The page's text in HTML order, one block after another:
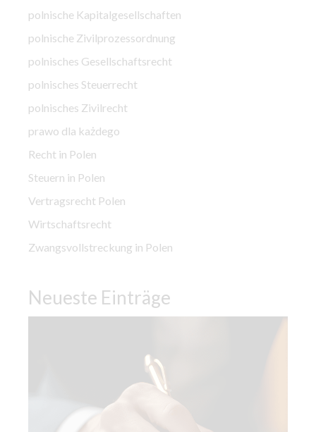
polnische Kapitalgesellschaften
polnische Zivilprozessordnung
polnisches Gesellschaftsrecht
polnisches Steuerrecht
polnisches Zivilrecht
prawo dla każdego
Recht in Polen
Steuern in Polen
Vertragsrecht Polen
Wirtschaftsrecht
Zwangsvollstreckung in Polen
Neueste Einträge